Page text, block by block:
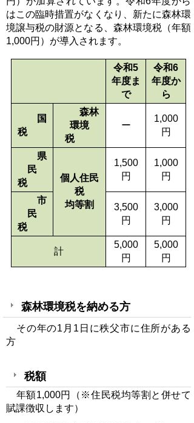
はこの臨時措置がなくなり、新たに森林環
境譲与税の財源となる、森林環境税（年額
1,000円）が導入されます。
令和5
年度ま
で
令和6
年度か
ら
国
税
森林
環境
税
ー
1,000
円
県
民
税
個人住民
税
均等割
1,500
円
1,000
円
市
民
税
3,500
円
3,000
円
計
5,000
円
5,000
円
森林環境税を納める方
その年の1月1日に秩父市に住所がある
方
税額
年額1,000円（※住民税均等割と併せて
賦課徴収します）